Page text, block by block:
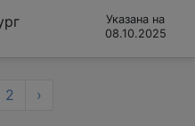
Указана на
08.10.2025
2 ›